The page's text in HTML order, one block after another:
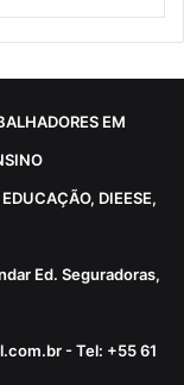
EM
DIEESE,
Ed. Seguradoras,
- Tel: +55 61